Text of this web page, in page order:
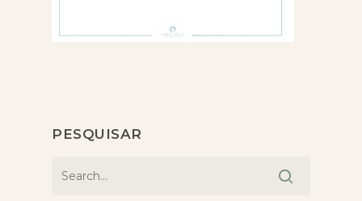
PESQUISAR